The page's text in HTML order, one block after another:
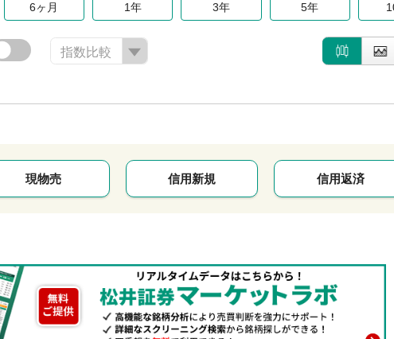
6ヶ月 1年 3年 5年
指数比較
現物売 信用新規 信用返済